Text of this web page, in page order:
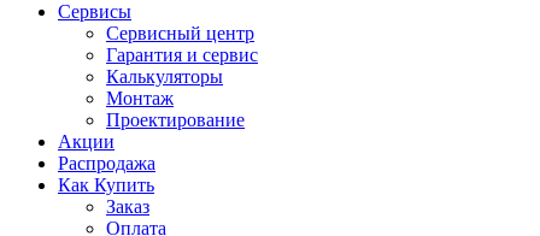
Сервисы
Сервисный центр
Гарантия и сервис
Калькуляторы
Монтаж
Проектирование
Акции
Распродажа
Как Купить
Заказ
Оплата